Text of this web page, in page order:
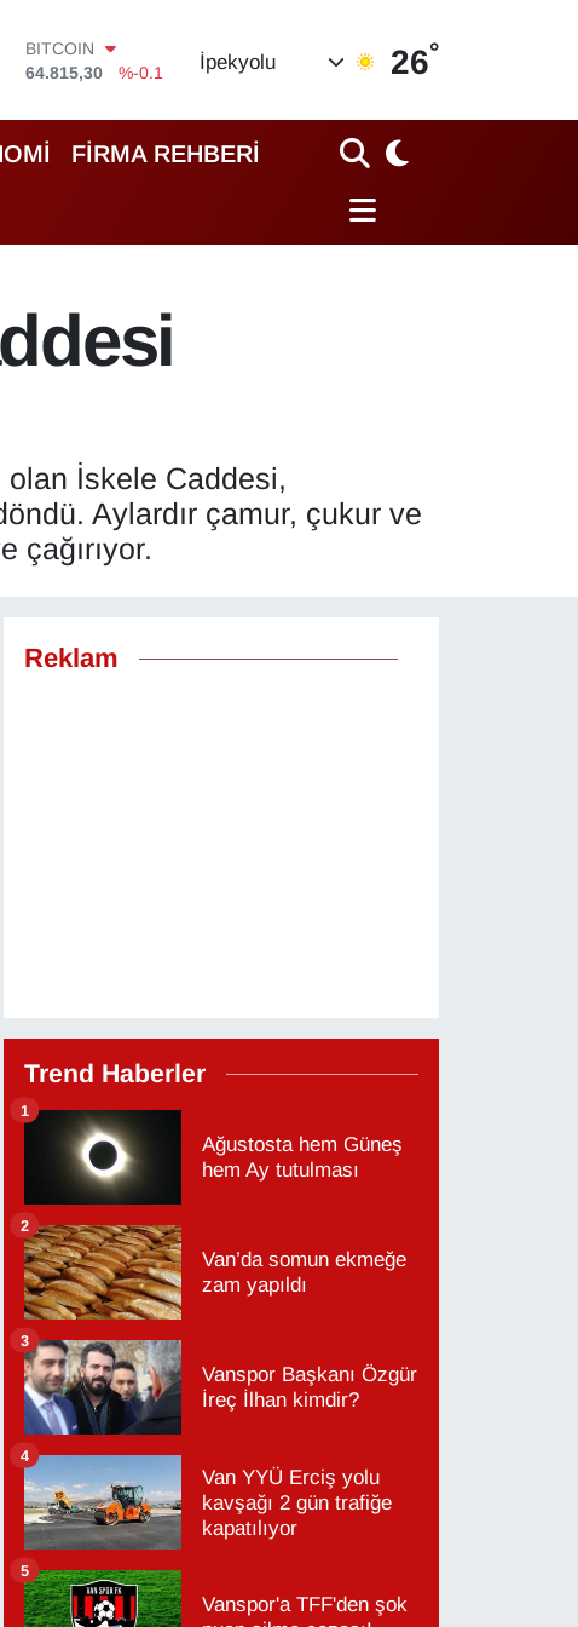
DOLAR
47,7436
%0.18
55,2510
%0.32
STERLİN
64,4811
%0.38
BİST100
64.815,30
%-0.1
İpekyolu 26°
FİRMA REHBERİ
olan İskele Caddesi,
Aylardır çamur, çukur ve
Reklam
Trend Haberler
Ağustosta hem Güneş
hem Ay tutulması
1
Van’da somun ekmeğe
zam yapıldı
2
Vanspor Başkanı Özgür
İreç İlhan kimdir?
3
Van YYÜ Erciş yolu
kavşağı 2 gün trafiğe
kapatılıyor
4
Vanspor'a TFF'den şok
5